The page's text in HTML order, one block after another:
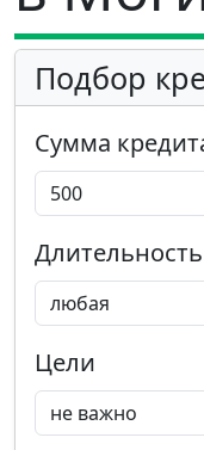
Подбор
Сумма
Длительность
Цели